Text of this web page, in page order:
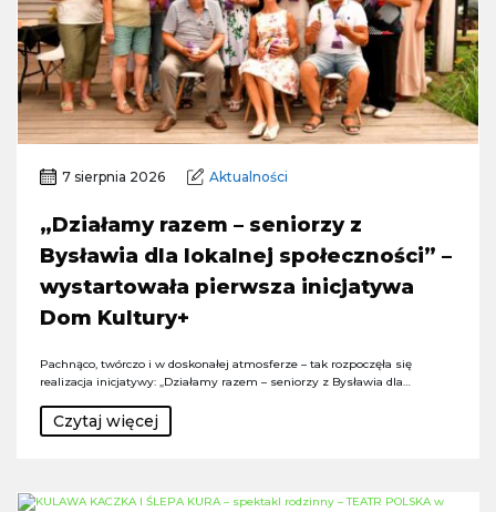
7 sierpnia 2026 Aktualności
„Działamy razem – seniorzy z
Bysławia dla lokalnej społeczności” –
wystartowała pierwsza inicjatywa
Dom Kultury+
Pachnąco, twórczo i w doskonałej atmosferze – tak rozpoczęła się
realizacja inicjatywy: „Działamy razem – seniorzy z Bysławia dla…
Czytaj więcej